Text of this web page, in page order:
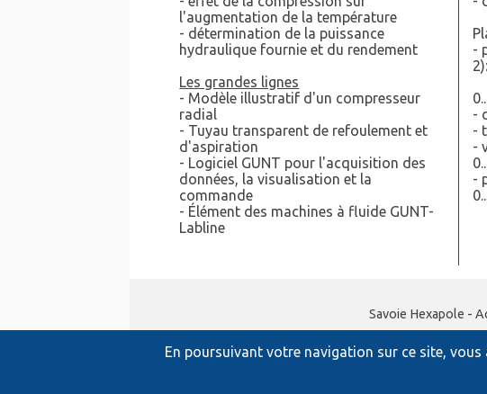
En poursuivant votre navigation sur ce site,
l'augmentation de la température
- détermination de la puissance
hydraulique fournie et du rendement
Les grandes lignes
- Modèle illustratif d'un compresseur
radial
- Tuyau transparent de refoulement et
d'aspiration
- Logiciel GUNT pour l'acquisition des
données, la visualisation et la
commande
- Élément des machines à fluide GUNT-
Labline
-
2):
-
-
-
-
Savoie Hexapole -